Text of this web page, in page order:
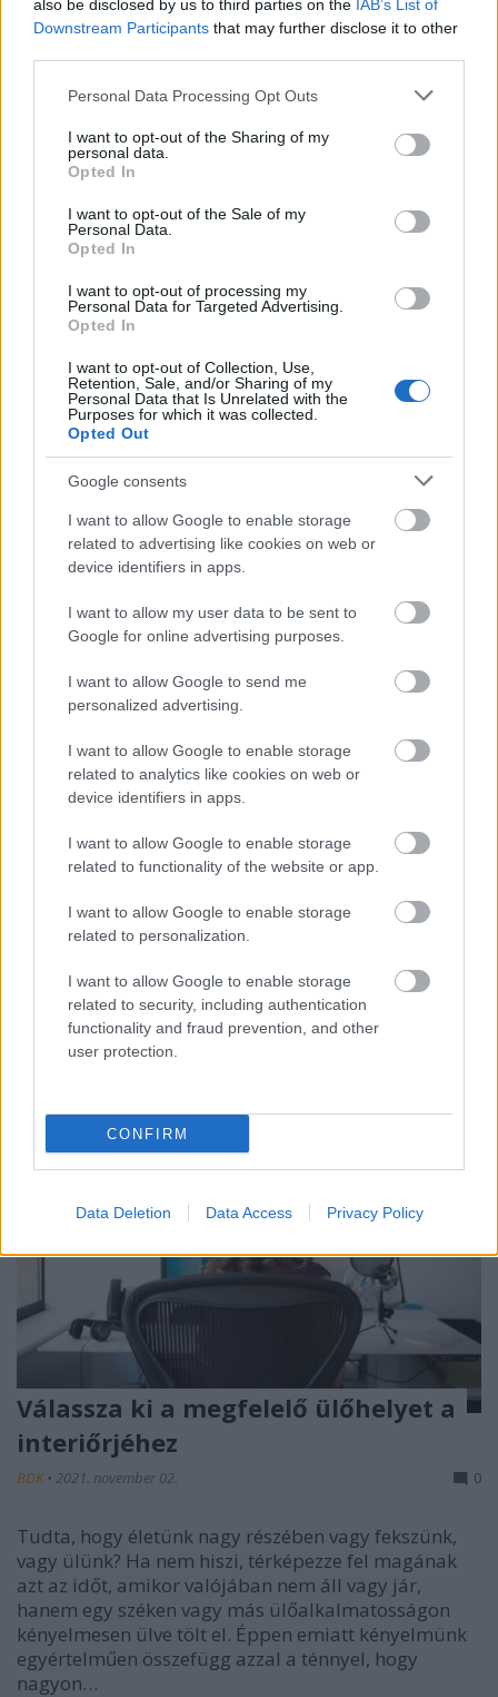
also be disclosed by us to third parties on the IAB’s List of
Downstream Participants that may further disclose it to other
Please note that this website/app uses one or more Google
not limited to your visit or usage behaviour. You may click to
grant or deny consent to Google and its third-party tags to
use your data for below specified purposes in below Google
consent section.
Personal Data Processing Opt Outs
I want to opt-out of the Sharing of my
personal data.
Opted In
I want to opt-out of the Sale of my
Personal Data.
Opted In
I want to opt-out of processing my
Personal Data for Targeted Advertising.
Opted In
I want to opt-out of Collection, Use,
Retention, Sale, and/or Sharing of my
Personal Data that Is Unrelated with the
Purposes for which it was collected.
Opted Out
Google consents
I want to allow Google to enable storage
related to advertising like cookies on web or
device identifiers in apps.
I want to allow my user data to be sent to
Google for online advertising purposes.
I want to allow Google to send me
personalized advertising.
I want to allow Google to enable storage
related to analytics like cookies on web or
device identifiers in apps.
I want to allow Google to enable storage
related to functionality of the website or app.
I want to allow Google to enable storage
related to personalization.
I want to allow Google to enable storage
related to security, including authentication
functionality and fraud prevention, and other
user protection.
CONFIRM
Data Deletion Data Access Privacy Policy
virágküldésről
Virágok a télikertben: orchidea, liliom, rózsa Egy
liliomot vagy akár orchideát is, ha megfelelő
körülményeket biztosítunk számukra. A rózsa
meleg és száraz levegőt nem szereti. A téli
hőmérséklet 5-10 °C…
Hogyan alakul az őszi ékszerdivat
2021-ben?
2021. november 14.
Szívesen vásárolnál néhány új ékszert 2021 őszén?
Szerencsére a nyakláncok és fülbevalók ára is
kedvezőbb ilyenkor. Mutatjuk, hogyan alakul a
divat! Az ősz mindig nagy teret enged a feltűnő és
vidám kiegészítőknek. A nyár múlását ugyanis
szívesen ellensúlyozzuk ragyogó és tetszetős
ékszerekkel.…
Válassza ki a megfelelő ülőhelyet a
interiőrjéhez
BDK • 2021. november 02. 0
Tudta, hogy életünk nagy részében vagy fekszünk,
vagy ülünk? Ha nem hiszi, térképezze fel magának
azt az időt, amikor valójában nem áll vagy jár,
hanem egy széken vagy más ülőalkalmatosságon
kényelmesen ülve tölt el. Éppen emiatt kényelmünk
egyértelműen összefügg azzal a ténnyel, hogy
nagyon…